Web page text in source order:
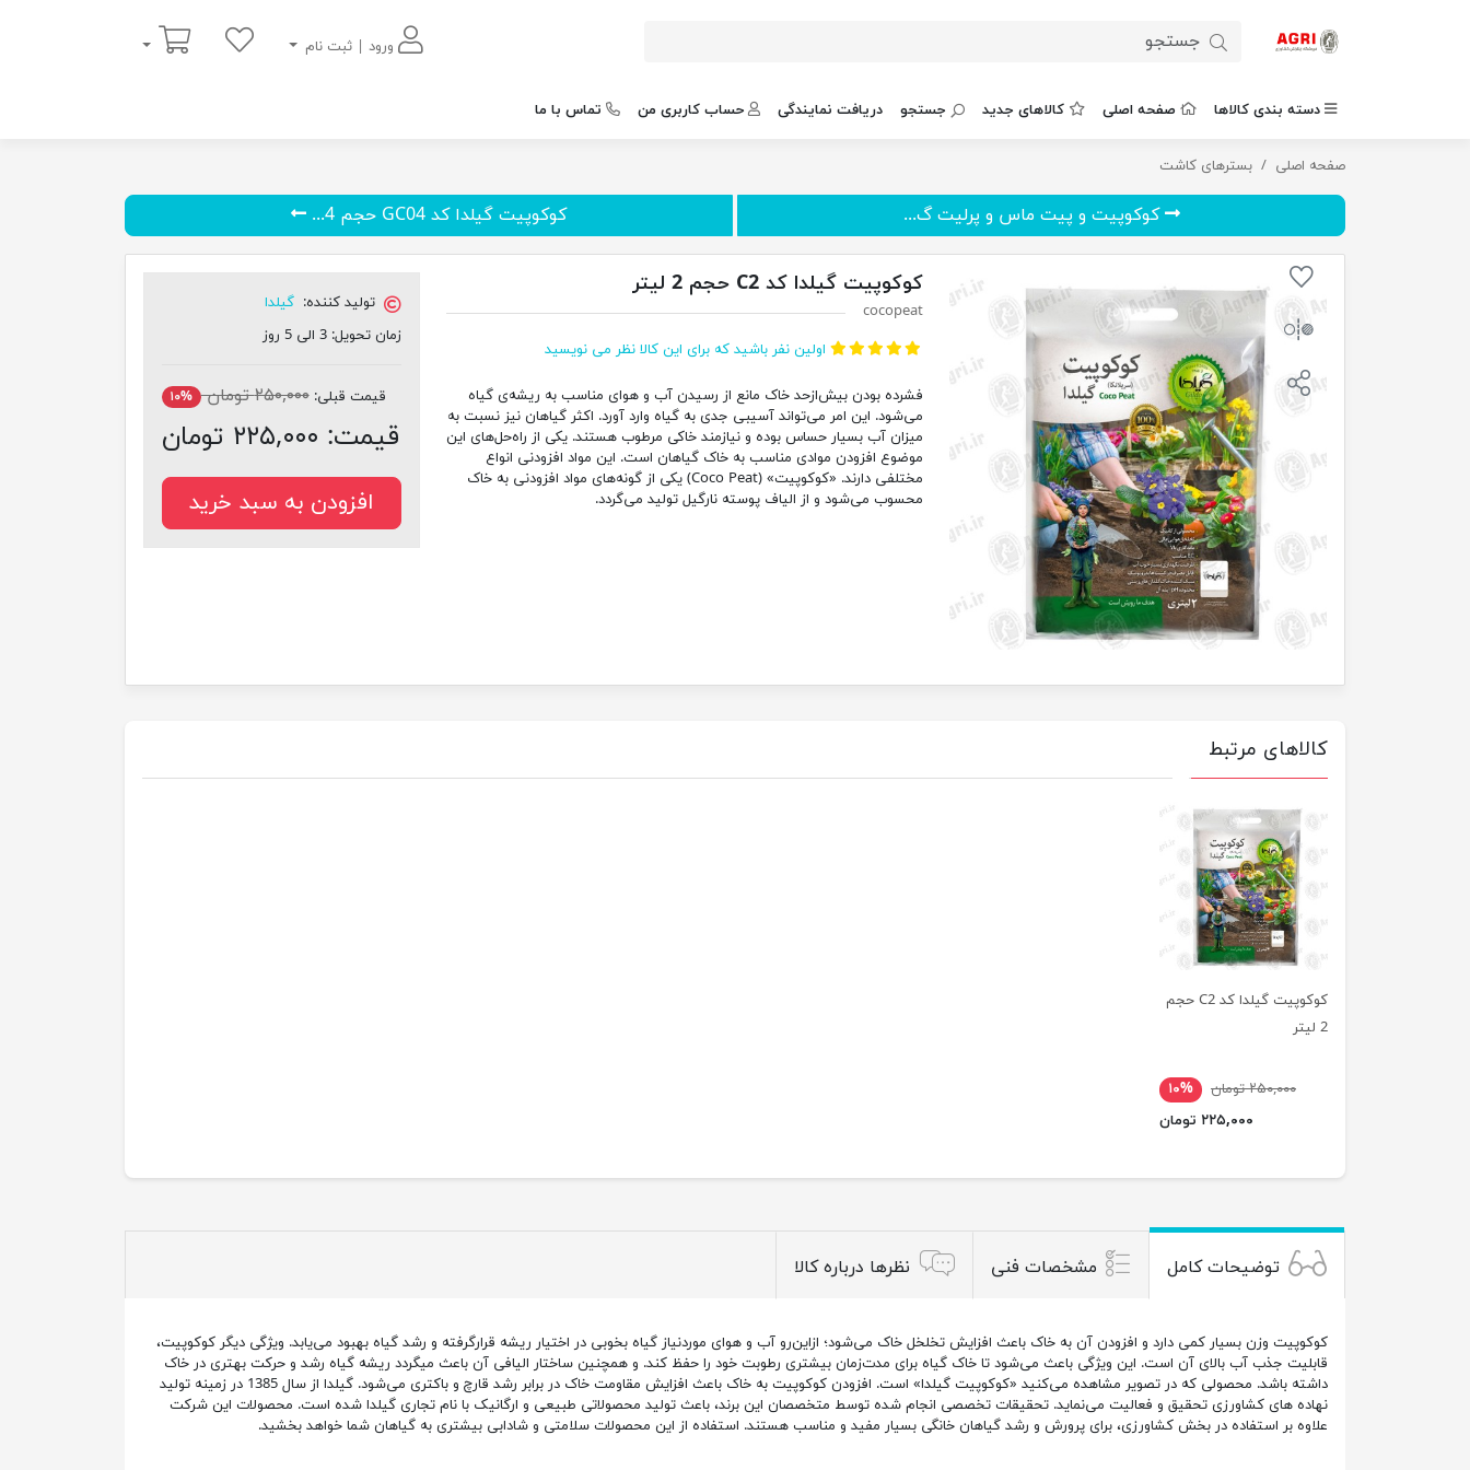
ورود | ثبت نام
سبد خرید
دسته بندی کالاها صفحه اصلی کالاهای جدید جستجو دریافت نمایندگی حساب کاربری من تماس با ما
صفحه اصلی بسترهای کاشتکوکوپیت گیلدا کد C2 حجم 2 لیتر
کوکوپیت و پیت ماس و پرلیت گ... کوکوپیت گیلدا کد GC04 حجم 4...
کوکوپیت گیلدا کد C2 حجم 2 لیتر
cocopeat
اولین نفر باشید که برای این کالا نظر می نویسید
فشرده بودن بیش‌ازحد خاک مانع از رسیدن آب و هوای مناسب به ریشه‌ی گیاه
می‌شود. این امر می‌تواند آسیبی جدی به گیاه وارد آورد. اکثر گیاهان نیز نسبت به
میزان آب بسیار حساس بوده و نیازمند خاکی مرطوب هستند. یکی از راه‌حل‌های این
موضوع افزودن موادی مناسب به خاک گیاهان است. این مواد افزودنی انواع
مختلفی دارند. «کوکوپیت» (Coco Peat) یکی از گونه‌های مواد افزودنی به خاک
محسوب می‌شود و از الیاف پوسته نارگیل تولید می‌گردد.
تولید کننده: گیلدا
زمان تحویل: 3 الی 5 روز
قیمت قبلی: ۲۵۰,۰۰۰ تومان ۱۰%
قیمت: ۲۲۵,۰۰۰ تومان
افزودن به سبد خرید
کالاهای مرتبط
کوکوپیت گیلدا کد C2 حجم
2 لیتر
۲۵۰,۰۰۰ تومان
۱۰%
۲۲۵,۰۰۰ تومان
توضیحات کامل مشخصات فنی نظرها درباره کالا
کوکوپیت وزن بسیار کمی دارد و افزودن آن به خاک باعث افزایش تخلخل خاک می‌شود؛ ازاین‌رو آب و هوای موردنیاز گیاه بخوبی در اختیار ریشه قرارگرفته و رشد گیاه بهبود می‌یابد. ویژگی دیگر کوکوپیت،
قابلیت جذب آب بالای آن است. این ویژگی باعث می‌شود تا خاک گیاه برای مدت‌زمان بیشتری رطوبت خود را حفظ کند. و همچنین ساختار الیافی آن باعث میگردد ریشه گیاه رشد و حرکت بهتری در خاک
داشته باشد. محصولی که در تصویر مشاهده می‌کنید «کوکوپیت گیلدا» است. افزودن کوکوپیت به خاک باعث افزایش مقاومت خاک در برابر رشد قارچ و باکتری می‌شود. گیلدا از سال 1385 در زمینه‌ تولید
نهاده های کشاورزی تحقیق و فعالیت می‌نماید. تحقیقات تخصصی انجام‌ شده توسط متخصصان این برند، باعث تولید محصولاتی طبیعی و ارگانیک با نام تجاری گیلدا شده است. محصولات این شرکت
علاوه بر استفاده در بخش کشاورزی، برای پرورش و رشد گیاهان خانگی بسیار مفید و مناسب هستند. استفاده از این محصولات سلامتی و شادابی بیشتری به گیاهان شما خواهد بخشید.